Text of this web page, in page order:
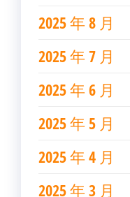
2025 年 8 月
2025 年 7 月
2025 年 6 月
2025 年 5 月
2025 年 4 月
2025 年 3 月